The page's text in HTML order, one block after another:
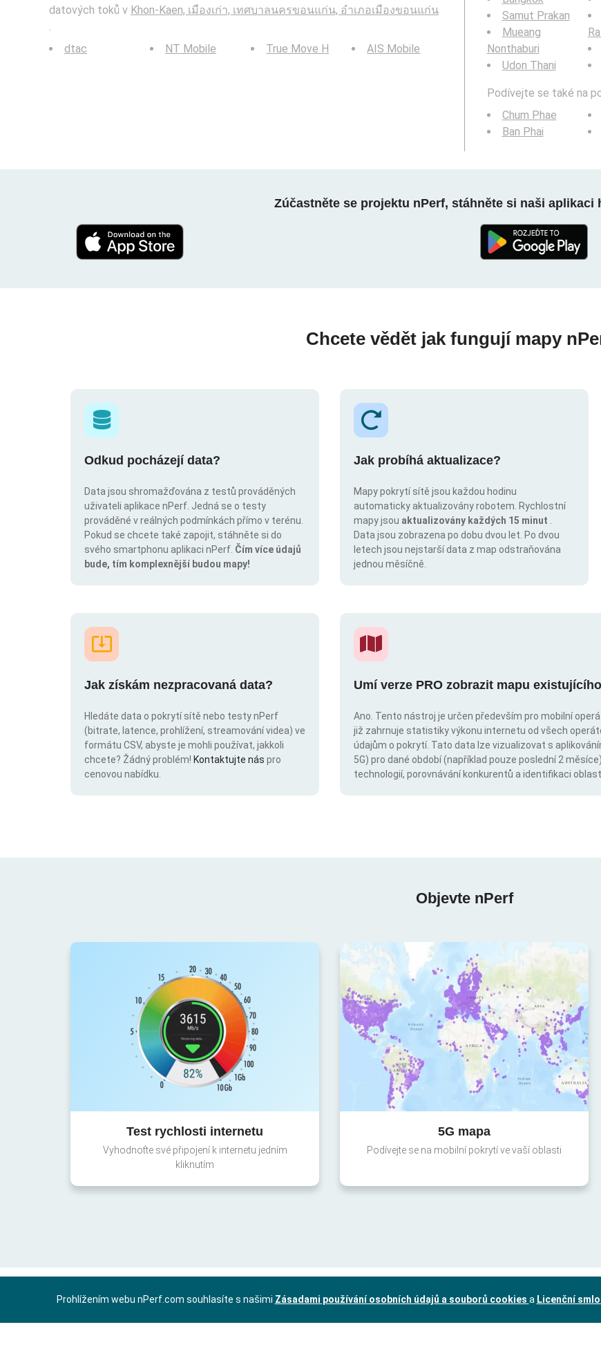
datových toků v Khon-Kaen, เมืองเก่า, เทศบาลนครขอนแก่น, อำเภอเมืองขอนแก่น
.
dtac
NT Mobile True Move H AIS Mobile
Samut Prakan
Mueang
Nonthaburi
Udon Thani
Podívejte se také na
Chum Phae
Ban Phai
Zúčastněte se projektu nPerf, stáhněte si naši aplikaci
Chcete vědět jak fungují mapy
Odkud pocházejí data?
Data jsou shromažďována z testů prováděných
uživateli aplikace nPerf. Jedná se o testy
prováděné v reálných podmínkách přímo v terénu.
Pokud se chcete také zapojit, stáhněte si do
svého smartphonu aplikaci nPerf. Čím více údajů
bude, tím komplexnější budou mapy!
Jak probíhá aktualizace?
Mapy pokrytí sítě jsou každou hodinu
automaticky aktualizovány robotem. Rychlostní
mapy jsou aktualizovány každých 15 minut
Data jsou zobrazena po dobu dvou let. Po dvou
letech jsou nejstarší data z map odstraňována
jednou měsíčně.
Jak získám nezpracovaná data?
Hledáte data o pokrytí sítě nebo testy nPerf
(bitrate, latence, prohlížení, streamování videa) ve
formátu CSV, abyste je mohli používat, jakkoli
chcete? Žádný problém! Kontaktujte nás pro
cenovou nabídku.
Umí verze PRO zobrazit mapu
Ano. Tento nástroj je určen především pro mobilní
již zahrnuje statistiky výkonu internetu od všech
údajům o pokrytí. Tato data lze vizualizovat s
5G) pro dané období (například pouze poslední 2
technologií, porovnávání konkurentů a identifikaci
Objevte nPerf
Test rychlosti internetu
Vyhodnoťte své připojení k internetu jedním
kliknutím
5G mapa
Podívejte se na mobilní pokrytí ve vaší oblasti
Prohlížením webu nPerf.com souhlasíte s našimi Zásadami používání osobních údajů a souborů cookies a Licenční